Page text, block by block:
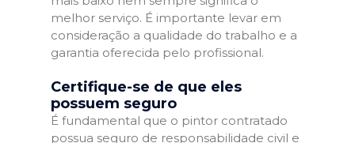
melhor serviço. É importante levar em
consideração a qualidade do trabalho e a
garantia oferecida pelo profissional.
Certifique-se de que eles
possuem seguro
É fundamental que o pintor contratado
possua seguro de responsabilidade civil e